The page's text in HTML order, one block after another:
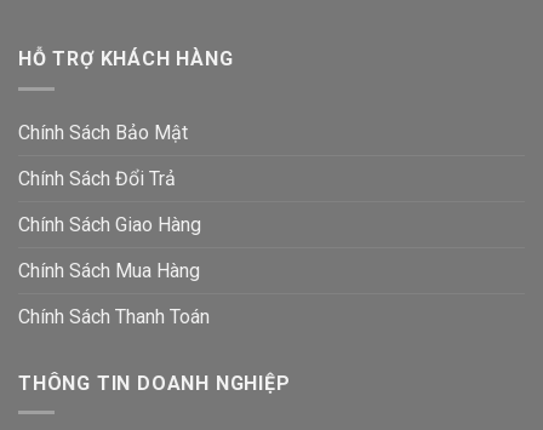
HỖ TRỢ KHÁCH HÀNG
Chính Sách Bảo Mật
Chính Sách Đổi Trả
Chính Sách Giao Hàng
Chính Sách Mua Hàng
Chính Sách Thanh Toán
THÔNG TIN DOANH NGHIỆP